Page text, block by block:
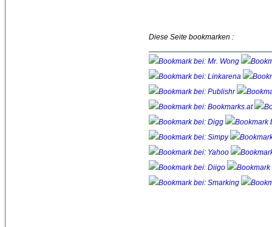
Diese Seite bookmarken :